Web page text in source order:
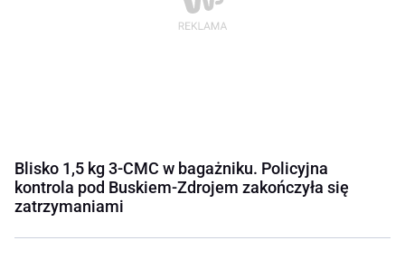
Blisko 1,5 kg 3-CMC w bagażniku. Policyjna
kontrola pod Buskiem-Zdrojem zakończyła się
zatrzymaniami